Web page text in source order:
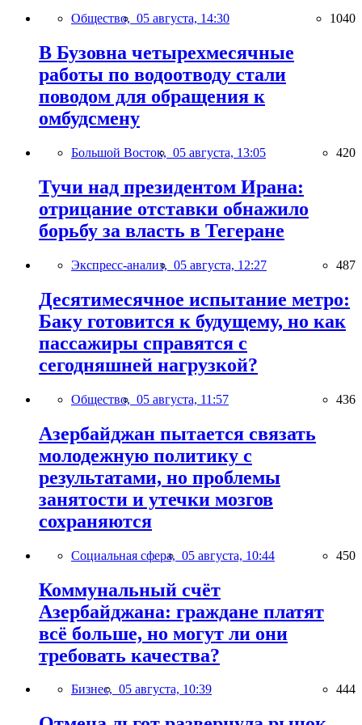
Общество, 05 августа, 14:30 1040
В Бузовна четырехмесячные
работы по водоотводу стали
поводом для обращения к
омбудсмену
Большой Восток, 05 августа, 13:05 420
Тучи над президентом Ирана:
отрицание отставки обнажило
борьбу за власть в Тегеране
Экспресс-анализ, 05 августа, 12:27 487
Десятимесячное испытание метро:
Баку готовится к будущему, но как
пассажиры справятся с
сегодняшней нагрузкой?
Общество, 05 августа, 11:57 436
Азербайджан пытается связать
молодежную политику с
результатами, но проблемы
занятости и утечки мозгов
сохраняются
Социальная сфера, 05 августа, 10:44 450
Коммунальный счёт
Азербайджана: граждане платят
всё больше, но могут ли они
требовать качества?
Бизнес, 05 августа, 10:39 444